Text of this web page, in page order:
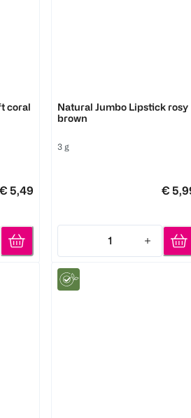
coral
€ 5,49
Natural Jumbo Lipstick rosy
brown
3 g
€
1
Quantity: 1